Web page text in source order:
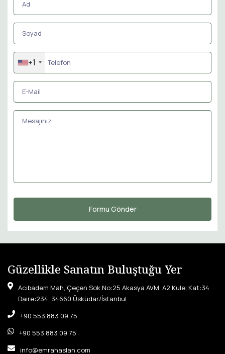
+1
Güzellikle Sanatın Buluştuğu Yer
Acıbadem Mah, Çeçen Sok No:25 Akasya AVM, A2 Kule, Kat:34
Daire:234, 34660 Üsküdar/İstanbul
+90 553 883 09 75
+90 553 883 09 75
info@emrahaslan.com